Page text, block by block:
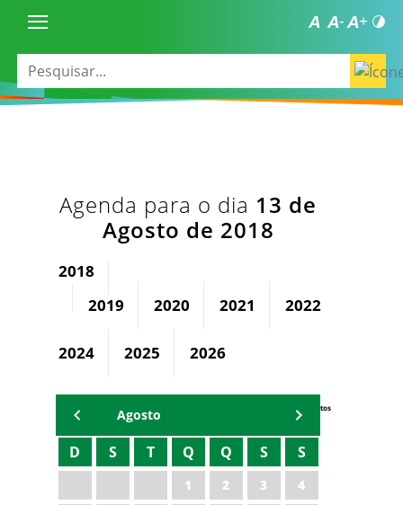
Agenda para o dia 13 de
Agosto de 2018
2018
2019
2020 2021 2022
2024 2025 2026
Eventos
Agosto
D S T Q Q S S
1 2 3
4